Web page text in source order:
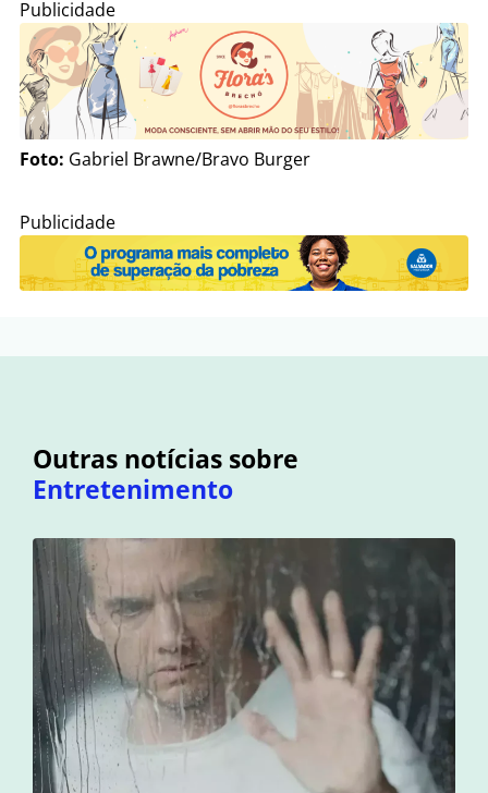
Publicidade
Foto: Gabriel Brawne/Bravo Burger
Publicidade
Outras notícias sobre
Entretenimento